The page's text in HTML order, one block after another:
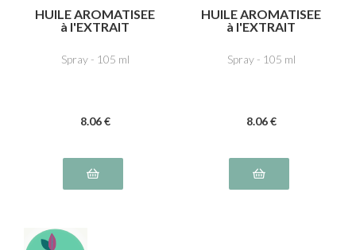
HUILE AROMATISEE
à l'EXTRAIT
Spray - 105 ml
8.06 €
HUILE AROMATISEE
à l'EXTRAIT
Spray - 105 ml
8.06 €